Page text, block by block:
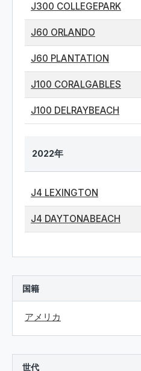
J300 COLLEGEPARK
J60 ORLANDO
J60 PLANTATION
J100 CORALGABLES
J100 DELRAYBEACH
2022年
J4 LEXINGTON
J4 DAYTONABEACH
国籍
アメリカ
世代